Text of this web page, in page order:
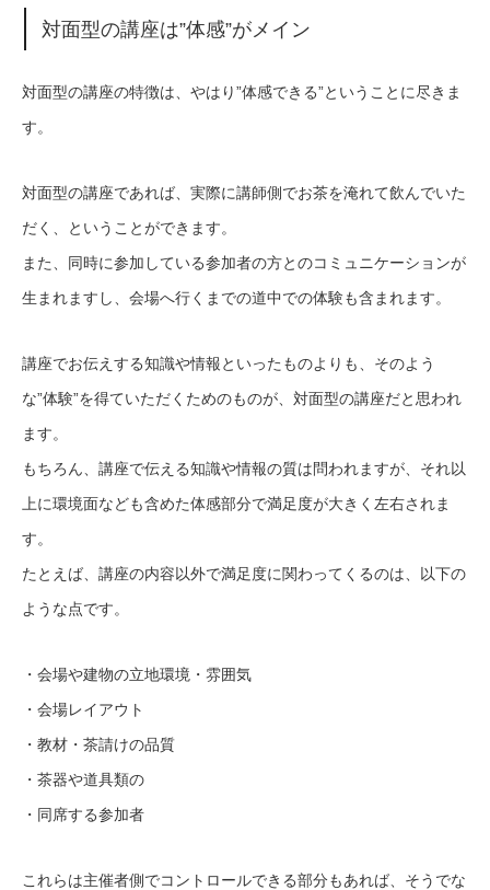
対面型の講座は”体感”がメイン
対面型の講座の特徴は、やはり”体感できる”ということに尽きま
す。
対面型の講座であれば、実際に講師側でお茶を淹れて飲んでいた
だく、ということができます。
また、同時に参加している参加者の方とのコミュニケーションが
生まれますし、会場へ行くまでの道中での体験も含まれます。
講座でお伝えする知識や情報といったものよりも、そのよう
な”体験”を得ていただくためのものが、対面型の講座だと思われ
ます。
もちろん、講座で伝える知識や情報の質は問われますが、それ以
上に環境面なども含めた体感部分で満足度が大きく左右されま
す。
たとえば、講座の内容以外で満足度に関わってくるのは、以下の
ような点です。
・会場や建物の立地環境・雰囲気
・会場レイアウト
・教材・茶請けの品質
・茶器や道具類の
・同席する参加者
これらは主催者側でコントロールできる部分もあれば、そうでな